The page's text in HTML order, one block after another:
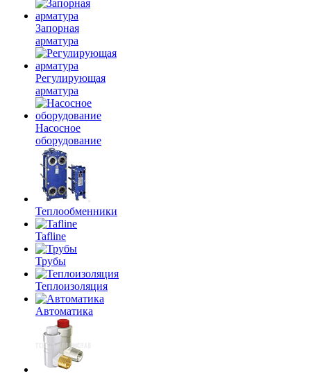
Запорная
арматура
Регулирующая
арматура
Насосное
оборудование
Теплообменники
Tafline
Трубы
Теплоизоляция
Автоматика